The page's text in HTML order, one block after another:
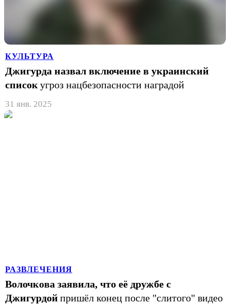
КУЛЬТУРА
Джигурда назвал включение в украинский
список угроз нацбезопасности наградой
31 янв. 2025
РАЗВЛЕЧЕНИЯ
Волочкова заявила, что её дружбе с
Джигурдой пришёл конец после "слитого" видео